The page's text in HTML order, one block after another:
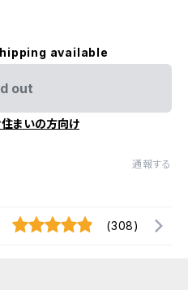
available
out
まいの方向け
通報する
(308)